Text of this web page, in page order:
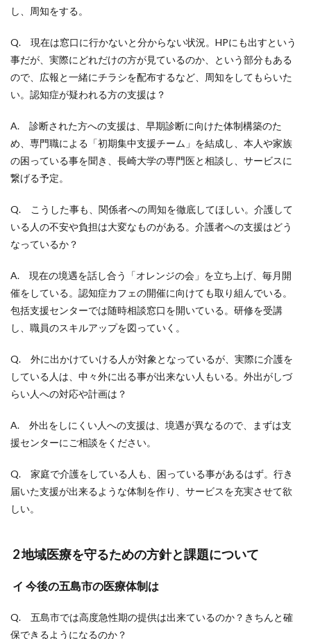
し、周知をする。
Q. 現在は窓口に行かないと分からない状況。HPにも出すという
事だが、実際にどれだけの方が見ているのか、という部分もある
ので、広報と一緒にチラシを配布するなど、周知をしてもらいた
い。認知症が疑われる方の支援は？
A. 診断された方への支援は、早期診断に向けた体制構築のた
め、専門職による「初期集中支援チーム」を結成し、本人や家族
の困っている事を聞き、長崎大学の専門医と相談し、サービスに
繋げる予定。
Q. こうした事も、関係者への周知を徹底してほしい。介護して
いる人の不安や負担は大変なものがある。介護者への支援はどう
なっているか？
A. 現在の境遇を話し合う「オレンジの会」を立ち上げ、毎月開
催をしている。認知症カフェの開催に向けても取り組んでいる。
包括支援センターでは随時相談窓口を開いている。研修を受講
し、職員のスキルアップを図っていく。
Q. 外に出かけていける人が対象となっているが、実際に介護を
している人は、中々外に出る事が出来ない人もいる。外出がしづ
らい人への対応や計画は？
A. 外出をしにくい人への支援は、境遇が異なるので、まずは支
援センターにご相談をください。
Q. 家庭で介護をしている人も、困っている事があるはず。行き
届いた支援が出来るような体制を作り、サービスを充実させて欲
しい。
2 地域医療を守るための方針と課題について
イ 今後の五島市の医療体制は
Q. 五島市では高度急性期の提供は出来ているのか？きちんと確
保できるようになるのか？